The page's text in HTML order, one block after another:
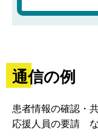
通信の例
患者情報の確認・
応援人員の要請